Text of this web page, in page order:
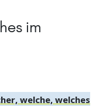
im
welche, welches